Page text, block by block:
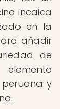
incaica
en la
añadir
de
y